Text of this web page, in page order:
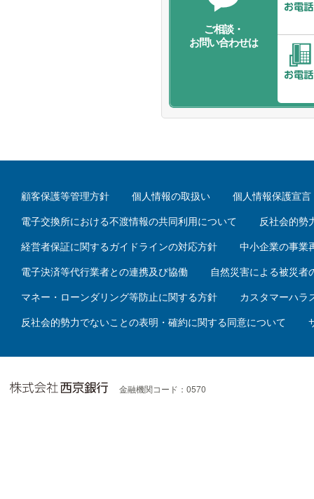
ご相談・
お問い合わせは
顧客保護等管理方針 個人情報の取扱い 個人情報保護宣言
電子交換所における不渡情報の共同利用について 反社会的勢
経営者保証に関するガイドラインの対応方針 中小企業の事業
電子決済等代行業者との連携及び協働 自然災害による被災者
マネー・ローンダリング等防止に関する方針 カスタマーハラ
反社会的勢力でないことの表明・確約に関する同意について
金融機関コード：0570